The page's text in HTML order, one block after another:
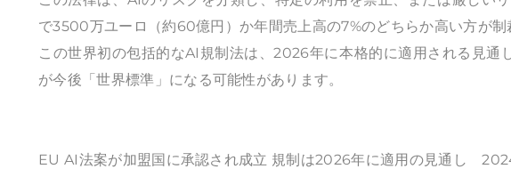
で3500万ユーロ（約60億円）か年間売上高の7%のどちらか高い方が制
この世界初の包括的なAI規制法は、2026年に本格的に適用される見
が今後「世界標準」になる可能性があります。
EU AI法案が加盟国に承認され成立 規制は2026年に適用の見通し